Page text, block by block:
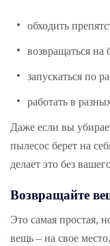
обходить
возвращаться на
запускаться по
работать в
Даже если вы
пылесос берет на
делает это без
Возвращайте
Это самая простая,
вещь – на свое